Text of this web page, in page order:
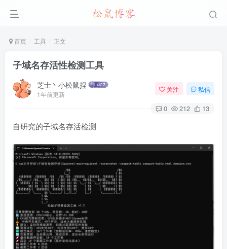
首页 工具 正文
子域名存活性检测工具
芝士丶小松鼠捏
1年前更新
关注 私信
0 212 13
自研究的子域名存活检测